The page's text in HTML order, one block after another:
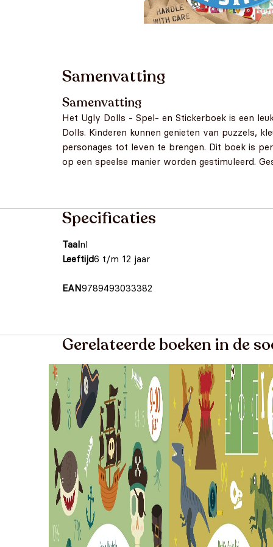
Samenvatting
Samenvatting
Het Ugly Dolls - Spel- en Stickerboek is een
Dolls. Kinderen kunnen genieten van puzzels,
personages tot leven te brengen. Dit boek is
op een speelse manier worden gestimuleerd.
Specificaties
Taalnl
Leeftijd6 t/m 12 jaar
EAN9789493033382
Gerelateerde boeken in de